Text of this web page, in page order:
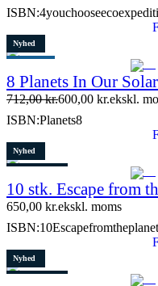
ISBN:
Nyhed
Tilbud
Restparti
15 stk. tilbage
8 Planets In Our
712,00kr.600,00 kr.ekskl.
ISBN:Planets8
Nyhed
10 stk. Escape from
650,00 kr.ekskl. moms
ISBN:
Nyhed